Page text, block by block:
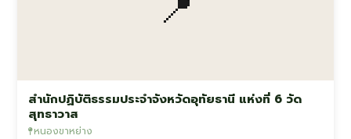
สำนักปฏิบัติธรรมประจำจังหวัดอุทัยธานี แห่งที่ 6 วัด
สุทธาวาส
หนองขาหย่าง